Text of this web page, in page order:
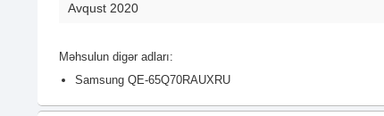
Avqust 2020
Məhsulun digər adları:
Samsung QE-65Q70RAUXRU